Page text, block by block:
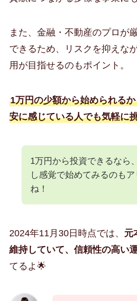
また、金融・不動産のプロが
できるため、リスクを抑えな
用が目指せるのもポイント。
1万円の少額から始められる
安に感じている人でも気軽に
1万円から投資できるなら
し感覚で始めてみるのも
ね！
2024年11月30日時点では、 元
維持していて、信頼性の高い
てるよ🌟